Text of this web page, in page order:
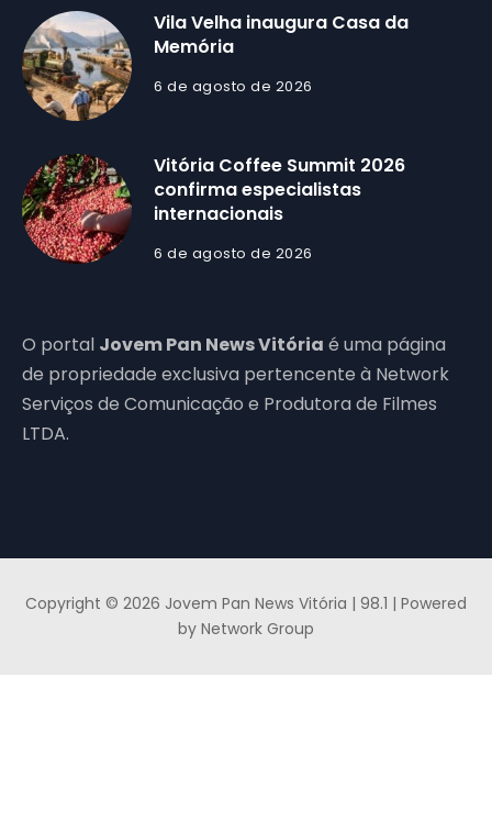
Vila Velha inaugura Casa da
Memória
6 de agosto de 2026
Vitória Coffee Summit 2026
confirma especialistas
internacionais
6 de agosto de 2026
O portal Jovem Pan News Vitória é uma página
de propriedade exclusiva pertencente à Network
Serviços de Comunicação e Produtora de Filmes
LTDA.
Copyright © 2026 Jovem Pan News Vitória | 98.1 | Powered
by Network Group